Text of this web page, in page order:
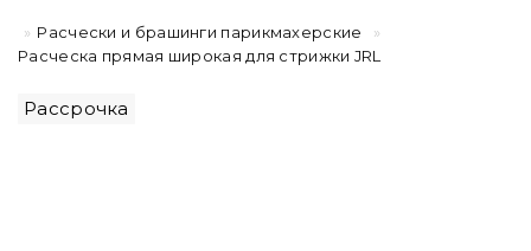
Расчески и брашинги парикмахерские
Расческа прямая широкая для стрижки JRL
Рассрочка